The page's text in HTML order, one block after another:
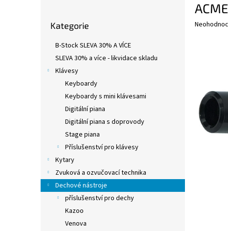
kategorie
Kategorie
B-Stock SLEVA 30% A VÍCE
SLEVA 30% a více - likvidace skladu
Klávesy
Keyboardy
Keyboardy s mini klávesami
Digitální piana
Digitální piana s doprovody
Stage piana
Příslušenství pro klávesy
Kytary
Zvuková a ozvučovací technika
Dechové nástroje
příslušenství pro dechy
Kazoo
Venova
Průměrné
hvězdiček.